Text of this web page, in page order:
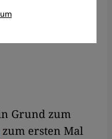
Grund zum
zum ersten Mal